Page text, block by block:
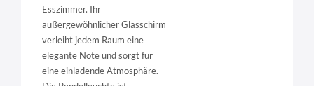
Esszimmer. Ihr
außergewöhnlicher Glasschirm
verleiht jedem Raum eine
elegante Note und sorgt für
eine einladende Atmosphäre.